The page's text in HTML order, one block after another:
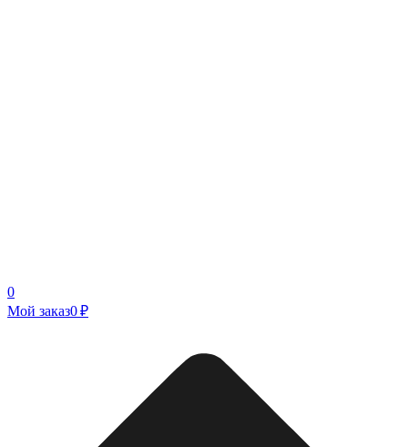
0
Мой заказ0 ₽